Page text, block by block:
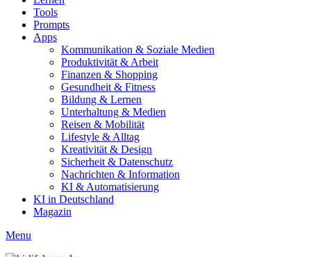
Tools
Prompts
Apps
Kommunikation & Soziale Medien
Produktivität & Arbeit
Finanzen & Shopping
Gesundheit & Fitness
Bildung & Lernen
Unterhaltung & Medien
Reisen & Mobilität
Lifestyle & Alltag
Kreativität & Design
Sicherheit & Datenschutz
Nachrichten & Information
KI & Automatisierung
KI in Deutschland
Magazin
Menu